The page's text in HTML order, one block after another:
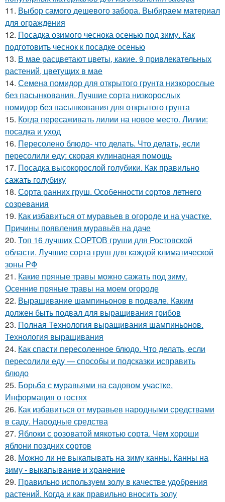
11. Выбор самого дешевого забора. Выбираем материал
для ограждения
12. Посадка озимого чеснока осенью под зиму. Как
подготовить чеснок к посадке осенью
13. В мае расцветают цветы, какие. 9 привлекательных
растений, цветущих в мае
14. Семена помидор для открытого грунта низкорослые
без пасынкования. Лучшие сорта низкорослых
помидор без пасынкования для открытого грунта
15. Когда пересаживать лилии на новое место. Лилии:
посадка и уход
16. Пересолено блюдо- что делать. Что делать, если
пересолили еду: скорая кулинарная помощь
17. Посадка высокорослой голубики. Как правильно
сажать голубику
18. Сорта ранних груш. Особенности сортов летнего
созревания
19. Как избавиться от муравьев в огороде и на участке.
Причины появления муравьёв на даче
20. Топ 16 лучших СОРТОВ груши для Ростовской
области. Лучшие сорта груш для каждой климатической
зоны РФ
21. Какие пряные травы можно сажать под зиму.
Осенние пряные травы на моем огороде
22. Выращивание шампиньонов в подвале. Каким
должен быть подвал для выращивания грибов
23. Полная Технология выращивания шампиньонов.
Технология выращивания
24. Как спасти пересоленное блюдо. Что делать, если
пересолили еду — способы и подсказки исправить
блюдо
25. Борьба с муравьями на садовом участке.
Информация о гостях
26. Как избавиться от муравьев народными средствами
в саду. Народные средства
27. Яблоки с розоватой мякотью сорта. Чем хороши
яблони поздних сортов
28. Можно ли не выкапывать на зиму канны. Канны на
зиму - выкапывание и хранение
29. Правильно используем золу в качестве удобрения
растений. Когда и как правильно вносить золу